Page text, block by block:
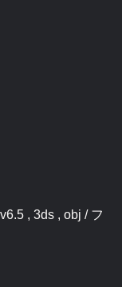
, 3ds , obj / フ